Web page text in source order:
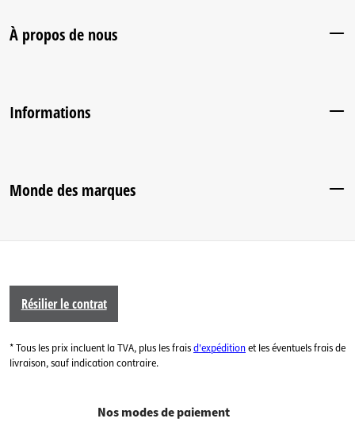
À propos de nous
Informations
Monde des marques
Résilier le contrat
* Tous les prix incluent la TVA, plus les fraisd'expéditionet les éventuels frais de
livraison, sauf indication contraire.
Nos modes de paiement